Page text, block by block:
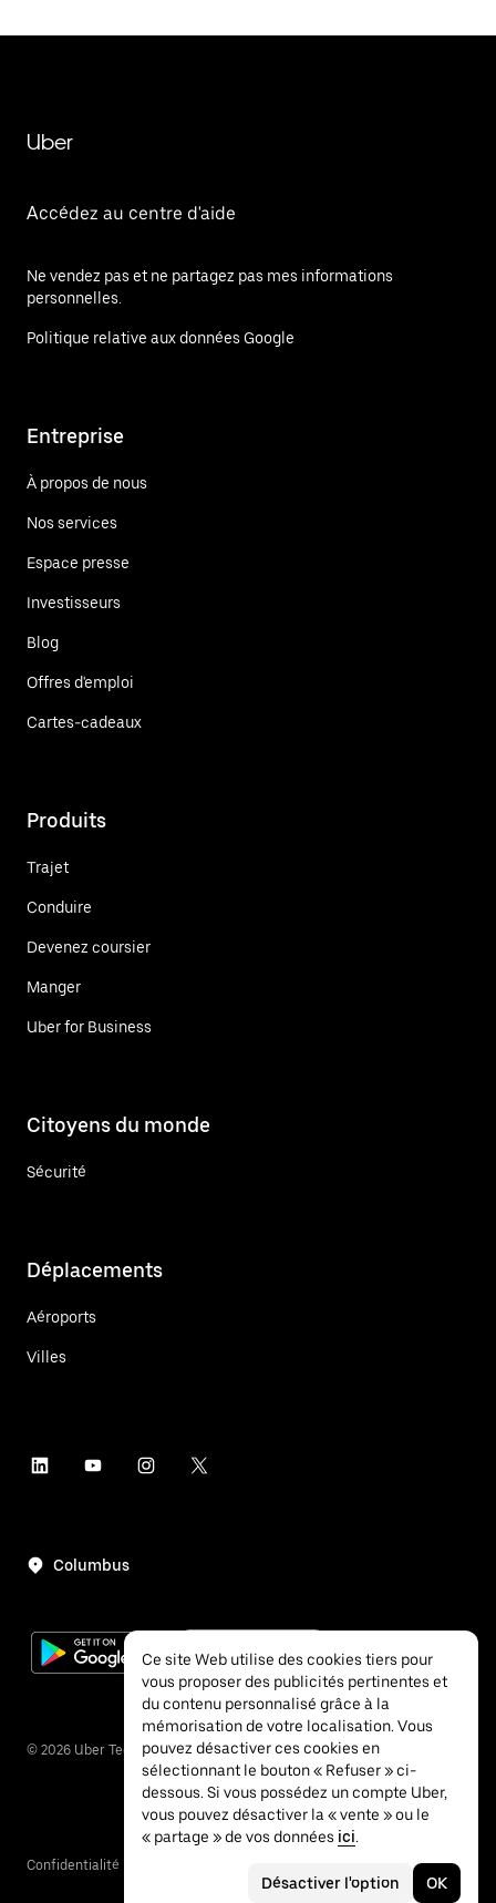
Uber
Accédez au centre d'aide
Ne vendez pas et ne partagez pas mes informations
personnelles.
Politique relative aux données Google
Entreprise
À propos de nous
Nos services
Espace presse
Investisseurs
Blog
Offres d'emploi
Cartes-cadeaux
Produits
Trajet
Conduire
Devenez coursier
Manger
Uber for Business
Citoyens du monde
Sécurité
Déplacements
Aéroports
Villes
Columbus
© 2026 Uber Technologies Inc.
Confidentialité
Ce site Web utilise des cookies tiers pour
vous proposer des publicités pertinentes et
du contenu personnalisé grâce à la
mémorisation de votre localisation. Vous
pouvez désactiver ces cookies en
sélectionnant le bouton « Refuser » ci-
dessous. Si vous possédez un compte Uber,
vous pouvez désactiver la « vente » ou le
« partage » de vos données ici.
Désactiver l'option OK